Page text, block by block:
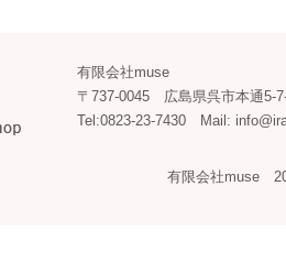
有限会社muse
〒737-0045 広島県呉市本通5-
Tel:0823-23-7430 Mail:
有限会社muse